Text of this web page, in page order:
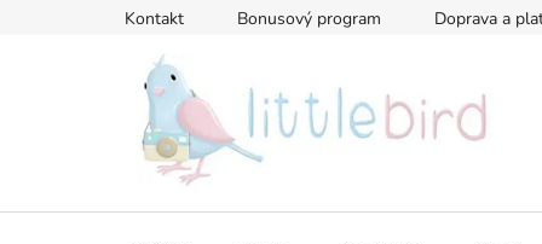
Kontakt Bonusový program Doprava a